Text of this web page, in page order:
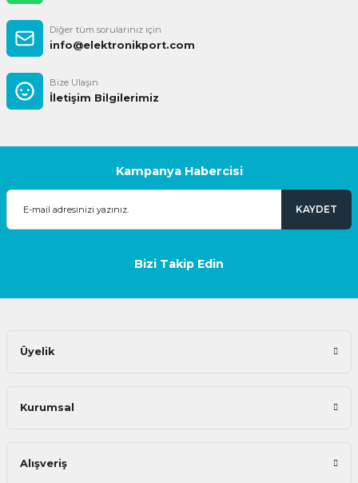
Diğer tüm sorularınız için
info@elektronikport.com
Bize Ulaşın
İletişim Bilgilerimiz
Kampanya Habercisi
KAYDET
Bizi Takip Edin
Üyelik
Kurumsal
Alışveriş